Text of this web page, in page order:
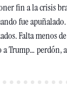
fin a la crisis
fue
Falta menos
a Trump… perdón,